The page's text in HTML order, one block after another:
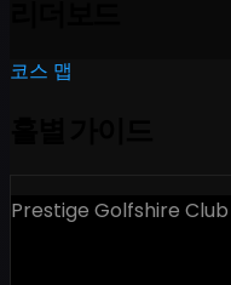
코스 맵
Prestige Golfshire Club